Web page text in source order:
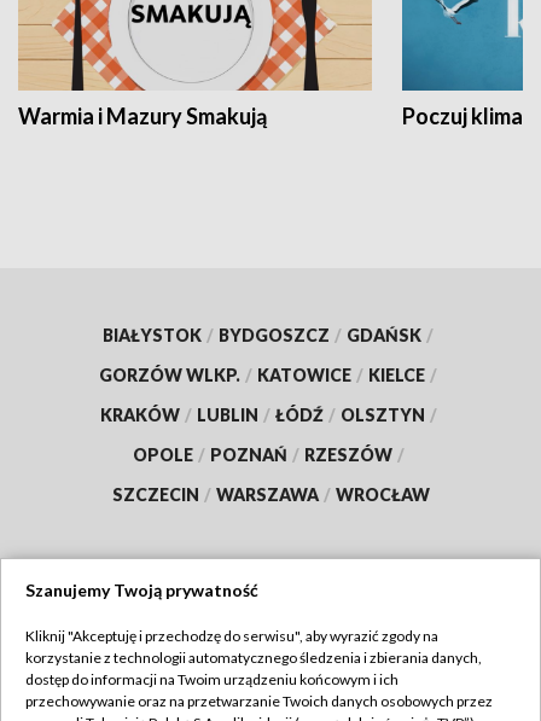
Warmia i Mazury Smakują Poczuj klimat
BIAŁYSTOK / BYDGOSZCZ / GDAŃSK /
GORZÓW WLKP. / KATOWICE / KIELCE /
KRAKÓW / LUBLIN / ŁÓDŹ / OLSZTYN /
OPOLE / POZNAŃ / RZESZÓW /
SZCZECIN / WARSZAWA / WROCŁAW
TVP
Abonament TVP
Regulamin TVP
Szanujemy Twoją prywatność
Kliknij "Akceptuję i przechodzę do serwisu", aby wyrazić zgody na
korzystanie z technologii automatycznego śledzenia i zbierania danych,
dostęp do informacji na Twoim urządzeniu końcowym i ich
przechowywanie oraz na przetwarzanie Twoich danych osobowych przez